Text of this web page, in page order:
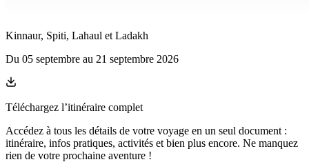
Kinnaur, Spiti, Lahaul et Ladakh
Du 05 septembre au 21 septembre 2026
Téléchargez l’itinéraire complet
Accédez à tous les détails de votre voyage en un seul document :
itinéraire, infos pratiques, activités et bien plus encore. Ne manquez
rien de votre prochaine aventure !